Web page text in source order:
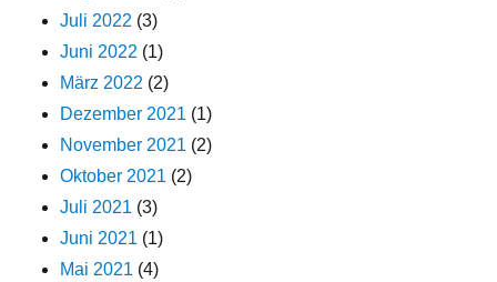
Juli 2022 (3)
Juni 2022 (1)
März 2022 (2)
Dezember 2021 (1)
November 2021 (2)
Oktober 2021 (2)
Juli 2021 (3)
Juni 2021 (1)
Mai 2021 (4)